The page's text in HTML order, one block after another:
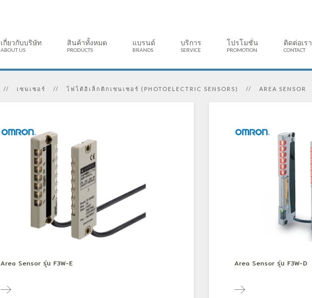
เกี่ยวกับบริษัท
ABOUT US
สินค้าทั้งหมด
PRODUCTS
แบรนด์
BRANDS
บริการ
SERVICE
โปรโมชั่น
PROMOTION
ติดต่อเรา
CONTACT
เซนเซอร์ โฟโต้อิเล็กติกเซนเซอร์ (PHOTOELECTRIC SENSORS) AREA SENSOR
Area Sensor รุ่น F3W-E Area Sensor รุ่น F3W-D